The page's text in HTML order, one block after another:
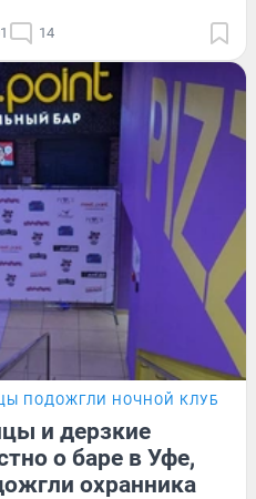
14
ПОДОЖГЛИ НОЧНОЙ КЛУБ
и дерзкие
о баре в Уфе,
охранника